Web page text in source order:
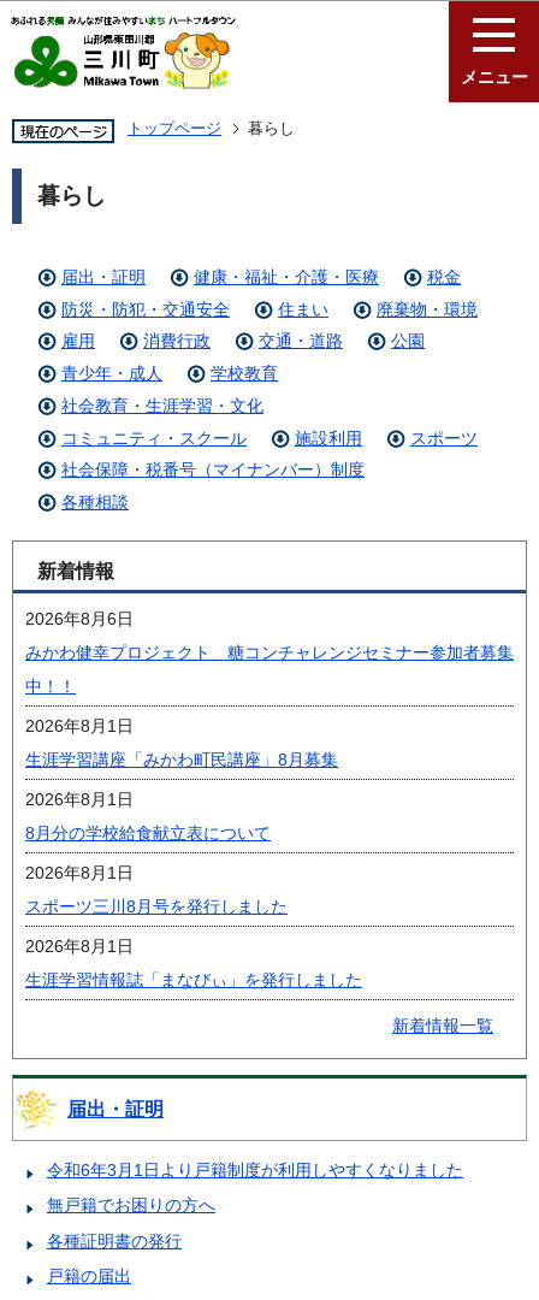
メニュー
トップページ 暮らし
暮らし
届出・証明 健康・福祉・介護・医療
税金
防災・防犯・交通安全
住まい
廃棄物・環境
雇用
消費行政 交通・道路
公園
青少年・成人
学校教育
社会教育・生涯学習・文化
コミュニティ・スクール
施設利用
スポーツ
社会保障・税番号（マイナンバー）制度
各種相談
新着情報
2026年8月6日
みかわ健幸プロジェクト 糖コンチャレンジセミナー参加者募集
中！！
2026年8月1日
生涯学習講座「みかわ町民講座」8月募集
2026年8月1日
8月分の学校給食献立表について
2026年8月1日
スポーツ三川8月号を発行しました
2026年8月1日
生涯学習情報誌「まなびぃ」を発行しました
新着情報一覧
届出・証明
令和6年3月1日より戸籍制度が利用しやすくなりました
無戸籍でお困りの方へ
各種証明書の発行
戸籍の届出